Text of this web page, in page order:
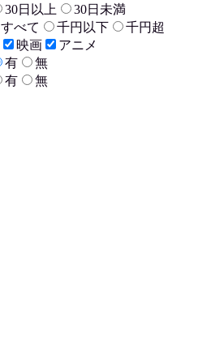
30日以上
30日未満
すべて 千円以下
千円超
映画
アニメ
有
無
有 無